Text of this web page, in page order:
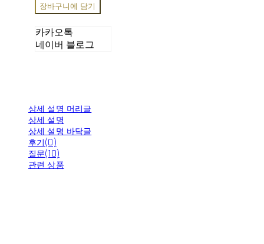
장바구니에 담기
카카오톡
네이버 블로그
상세 설명 머리글
상세 설명
상세 설명 바닥글
후기(0)
질문(10)
관련 상품